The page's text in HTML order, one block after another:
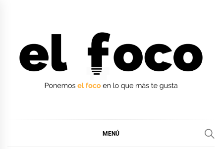
MENÚ